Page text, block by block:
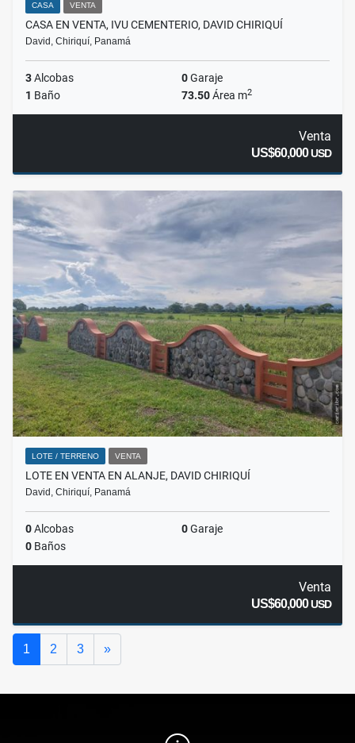
CASA VENTA
CASA EN VENTA, IVU CEMENTERIO, DAVID CHIRIQUÍ
David, Chiriquí, Panamá
3Alcobas 0Garaje
1 Baño 73.50Área m2
Venta
US$60,000USD
LOTE / TERRENO VENTA
LOTE EN VENTA EN ALANJE, DAVID CHIRIQUÍ
David, Chiriquí, Panamá
0Alcobas 0Garaje
0 Baños
Venta
US$60,000USD
1 2 3 »Siguiente